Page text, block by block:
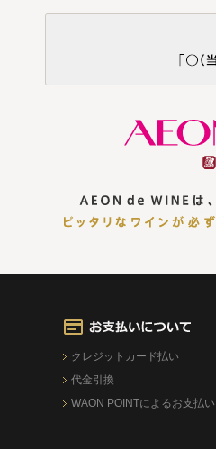
クレジットカード払い
代金引換
WAON POINTによるお支払い